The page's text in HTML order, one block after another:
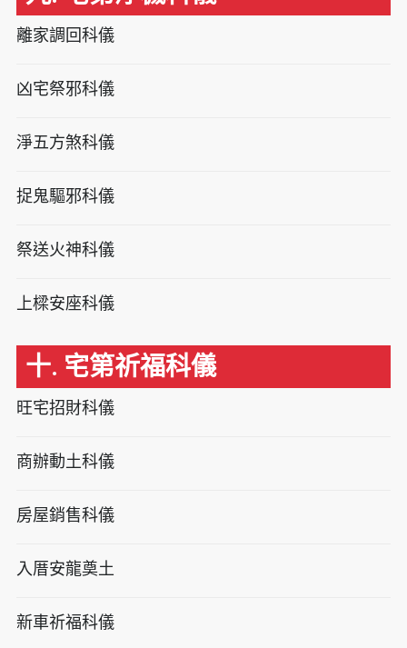
離家調回科儀
凶宅祭邪科儀
淨五方煞科儀
捉鬼驅邪科儀
祭送火神科儀
上樑安座科儀
十. 宅第祈福科儀
旺宅招財科儀
商辦動土科儀
房屋銷售科儀
入厝安龍奠土
新車祈福科儀